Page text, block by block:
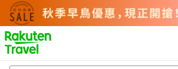
to
top
page